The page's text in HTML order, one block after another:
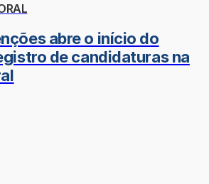
abre o início do
de candidaturas na